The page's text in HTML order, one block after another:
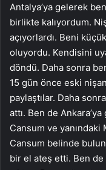
Antalya’ya gelerek
birlikte kalıyordum.
açıyorlardı. Beni
oluyordu. Kendisini
döndü. Daha sonra
15 gün önce eski
paylaştılar. Daha
attı. Ben de
Cansum ve
Cansum belinde
bir el ateş etti. Ben de